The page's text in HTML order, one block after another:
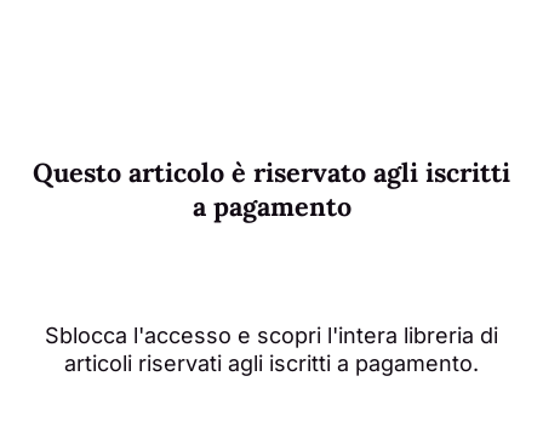
Questo articolo è riservato agli iscritti
a pagamento
Sblocca l'accesso e scopri l'intera libreria di
articoli riservati agli iscritti a pagamento.